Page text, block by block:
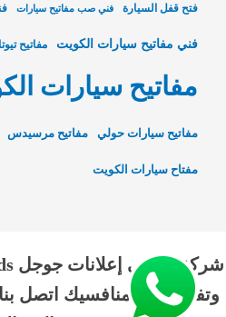
فتح قفل السيارة فني صب مفاتيح سيارات
فني مفاتيح سيارات الكويت مفاتيح تيوتا
مفاتيح سيارات
مفاتيح سيارات حولي مفاتيح مرسيدس
مفتاح سيارات الكويت
وتفوق علي منافسيك اتصل